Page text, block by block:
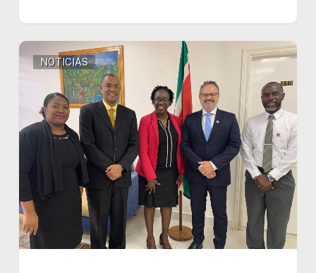
Equipe
de
OTCA
reúne
con
embajdora
A.
Mac
Intosh
de
NOTICIAS